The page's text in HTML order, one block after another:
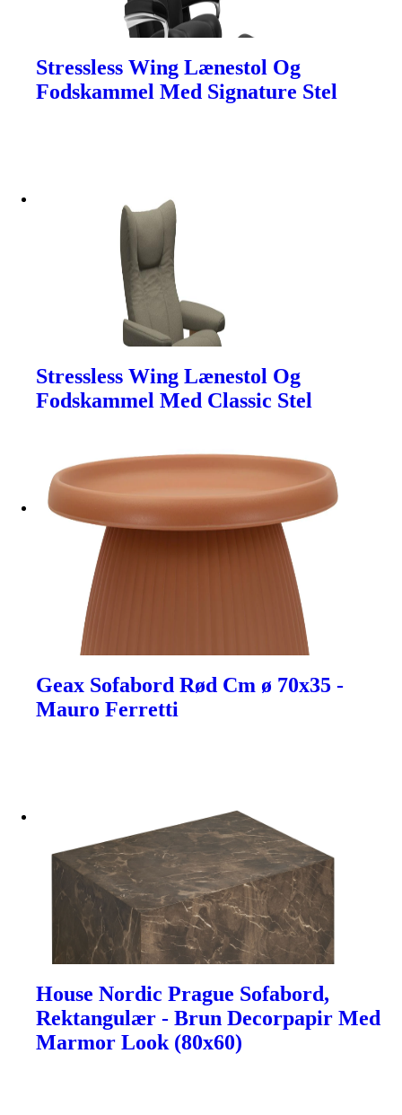
Stressless Wing Lænestol Og
Fodskammel Med Signature Stel
Stressless Wing Lænestol Og
Fodskammel Med Classic Stel
Geax Sofabord Rød Cm ø 70x35 -
Mauro Ferretti
House Nordic Prague Sofabord,
Rektangulær - Brun Decorpapir Med
Marmor Look (80x60)